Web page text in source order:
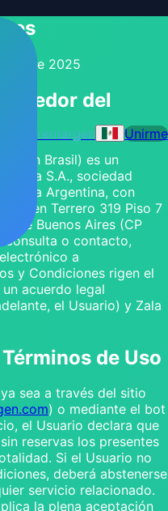
remargen Unirme
de 2025
del
en Brasil) es un
Zala S.A., sociedad
Argentina, con
en Terrero 319 Piso 7
de Buenos Aires (CP
consulta o contacto,
a
y Condiciones rigen el
acuerdo legal
el Usuario) y Zala
de Uso
sea a través del sitio
) o mediante el bot
el Usuario declara que
reservas los presentes
Si el Usuario no
deberá abstenerse
servicio relacionado.
la plena aceptación